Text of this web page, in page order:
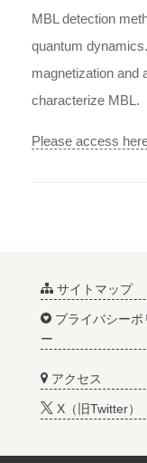
MBL detection
quantum
magnetization and
characterize MBL.
Please access
サイトマップ
プライバシーポ
ー
アクセス
X（旧Twitter）